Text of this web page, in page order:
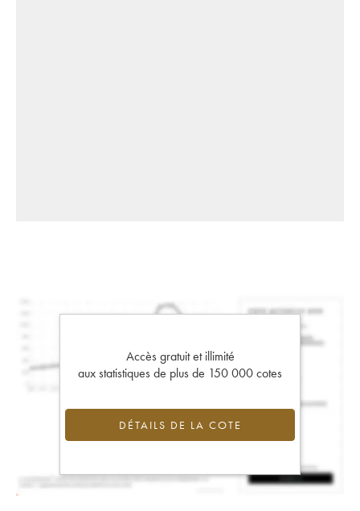
Accès gratuit et illimité
aux statistiques de plus de 150 000 cotes
DÉTAILS DE LA COTE